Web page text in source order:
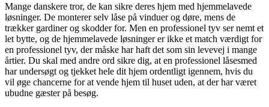
Mange danskere tror, de kan sikre deres hjem med hjemmelavede
løsninger. De monterer selv låse på vinduer og døre, mens de
trækker gardiner og skodder for. Men en professionel tyv ser nemt et
let bytte, og de hjemmelavede løsninger er ikke et match værdigt for
en professionel tyv, der måske har haft det som sin levevej i mange
årtier. Du skal med andre ord sikre dig, at en professionel låsesmed
har undersøgt og tjekket hele dit hjem ordentligt igennem, hvis du
vil øge chancerne for at vende hjem til huset uden, at der har været
ubudne gæster på besøg.